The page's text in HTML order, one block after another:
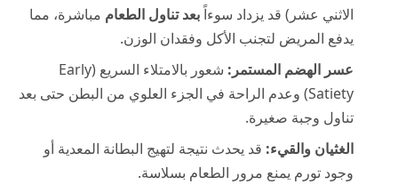
الاثني عشر) قد يزداد سوءاًبعد تناول الطعام مباشرة، مما
يدفع المريض لتجنب الأكل وفقدان الوزن.
عسر الهضم المستمر:
شعور بالامتلاء السريع (Early
Satiety) وعدم الراحة في الجزء العلوي من البطن حتى بعد
تناول وجبة صغيرة.
الغثيان والقيء: قد يحدث نتيجة لتهيج البطانة المعدية أو
وجود تورم يمنع مرور الطعام بسلاسة.